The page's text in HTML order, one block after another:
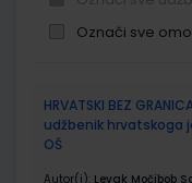
Označi sve
proizvodi
HRVATSKI BEZ
udžbenik hrvatskoga
OŠ
Autor(i): Levak Močibob